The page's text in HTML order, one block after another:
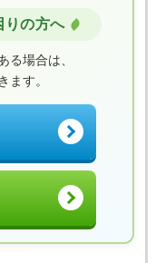
りの方へ
る場合は、
ます。